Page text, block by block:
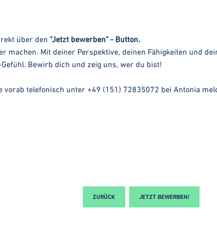
über den "Jetzt bewerben" - Button.
machen. Mit deiner Perspektive, deinen Fähigkeiten und
Bewirb dich und zeig uns, wer du bist!
vorab telefonisch unter +49 (151) 72835072 bei Antonia
ZURÜCK JETZT BEWERBEN!